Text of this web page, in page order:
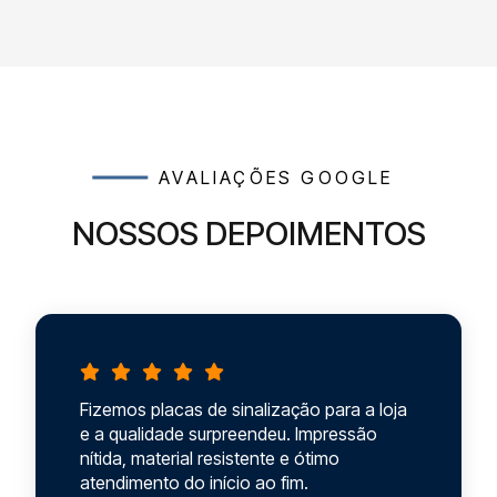
AVALIAÇÕES GOOGLE
NOSSOS DEPOIMENTOS
Encomendamos placas de sinalização
para divulgação e o resultado valorizou
muito a marca. Serviço rápido, preço justo
e suporte excelente durante todo o